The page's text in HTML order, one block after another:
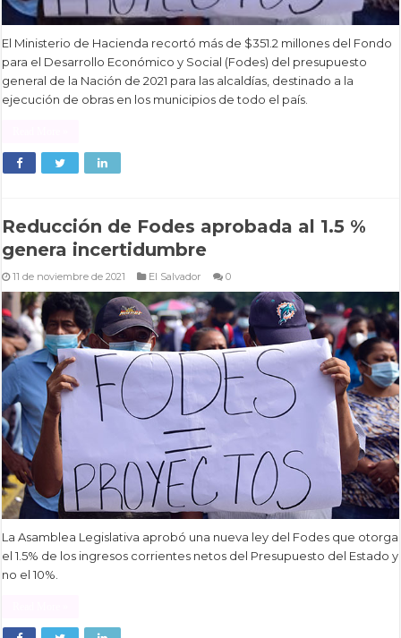
El Ministerio de Hacienda recortó más de $351.2 millones del Fondo
para el Desarrollo Económico y Social (Fodes) del presupuesto
general de la Nación de 2021 para las alcaldías, destinado a la
ejecución de obras en los municipios de todo el país.
Reducción de Fodes aprobada al 1.5 %
genera incertidumbre
11 de noviembre de 2021 El Salvador 0
La Asamblea Legislativa aprobó una nueva ley del Fodes que otorga
el 1.5% de los ingresos corrientes netos del Presupuesto del Estado y
no el 10%.